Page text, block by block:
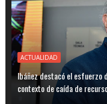
ACTUALIDAD
Ibáñez destacó el esfuerzo
contexto de caída de